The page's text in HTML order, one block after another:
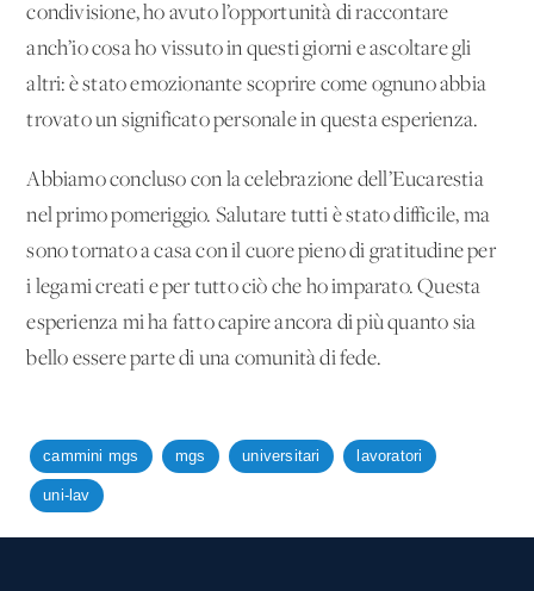
condivisione, ho avuto l’opportunità di raccontare
anch’io cosa ho vissuto in questi giorni e ascoltare gli
altri: è stato emozionante scoprire come ognuno abbia
trovato un significato personale in questa esperienza.
Abbiamo concluso con la celebrazione dell’Eucarestia
nel primo pomeriggio. Salutare tutti è stato difficile, ma
sono tornato a casa con il cuore pieno di gratitudine per
i legami creati e per tutto ciò che ho imparato. Questa
esperienza mi ha fatto capire ancora di più quanto sia
bello essere parte di una comunità di fede.
cammini mgs mgs universitari lavoratori
uni-lav